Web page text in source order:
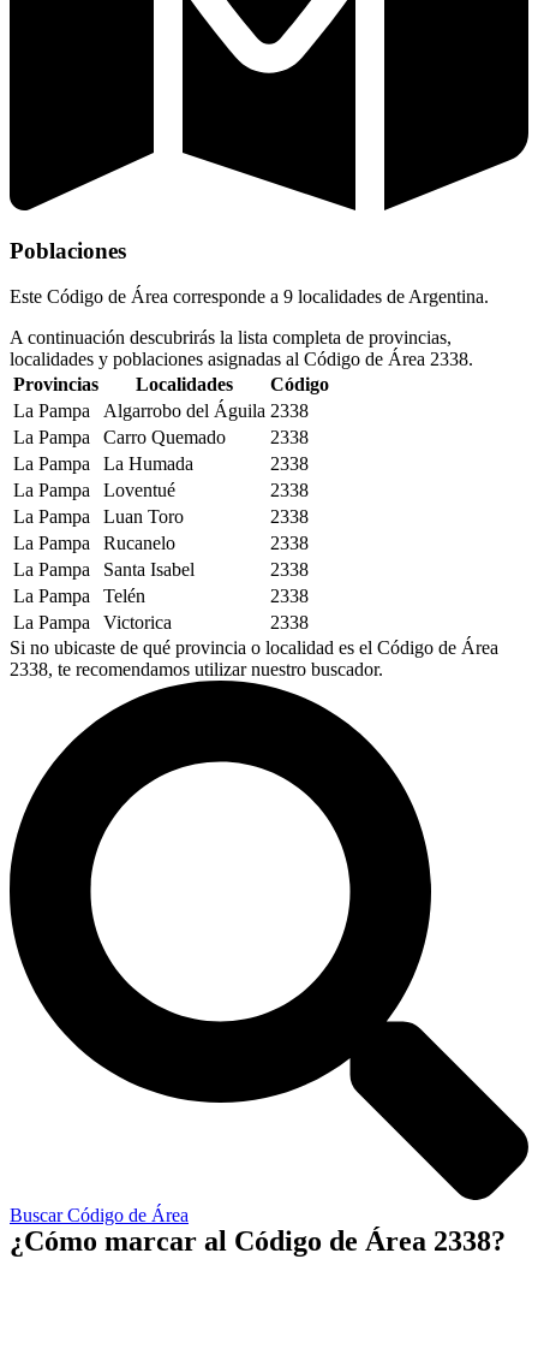
Poblaciones
Este Código de Área corresponde a 9 localidades de Argentina.
A continuación descubrirás la lista completa de provincias,
localidades y poblaciones asignadas al Código de Área 2338.
Provincias
Localidades
Código
La Pampa
Algarrobo del Águila 2338
La Pampa
Carro Quemado
2338
La Pampa
La Humada
2338
La Pampa
Loventué
2338
La Pampa
Luan Toro
2338
La Pampa
Rucanelo
2338
La Pampa
Santa Isabel
2338
La Pampa
Telén
2338
La Pampa
Victorica
2338
Si no ubicaste de qué provincia o localidad es el Código de Área
2338, te recomendamos utilizar nuestro buscador.
Buscar Código de Área
¿Cómo marcar al Código de Área 2338?